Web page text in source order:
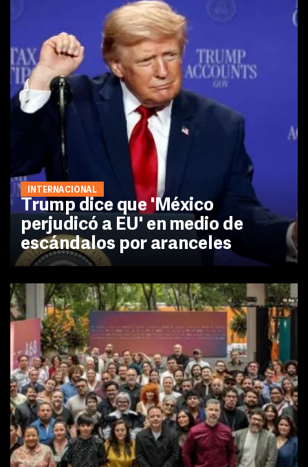
INTERNACIONAL
Trump dice que 'México
perjudicó a EU' en medio de
escándalos por aranceles